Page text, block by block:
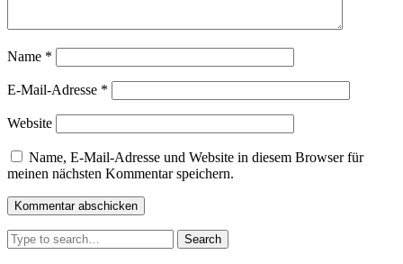
Name *
E-Mail-Adresse *
Website
Name, E-Mail-Adresse und Website in diesem Browser für
meinen nächsten Kommentar speichern.
Search
for: